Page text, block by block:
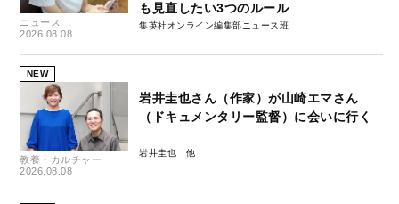
ニュース
2026.08.08
も見直したい3つのルール
集英社オンライン編集部ニュース班
NEW
教養・カルチャー
2026.08.08
岩井圭也さん（作家）が山崎エマさん
（ドキュメンタリー監督）に会いに行く
岩井圭也